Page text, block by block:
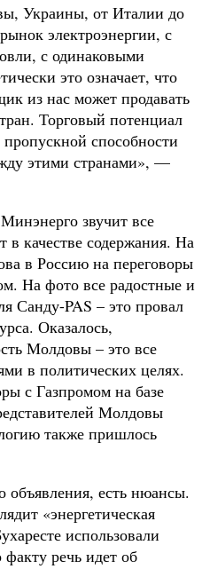
Украины, от Италии до
электроэнергии, с
с одинаковыми
это означает, что
из нас может продавать
Торговый потенциал
способности
этими странами», —
звучит все
качестве содержания. На
в Россию на переговоры
На фото все радостные и
Санду-PAS – это провал
Оказалось,
Молдовы – это все
в политических целях.
с Газпромом на базе
Молдовы
также пришлось
объявления, есть нюансы.
«энергетическая
использовали
речь идет об